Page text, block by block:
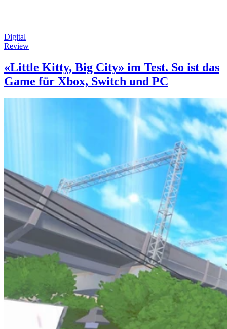
Digital
Review
«Little Kitty, Big City» im Test. So ist das
Game für Xbox, Switch und PC